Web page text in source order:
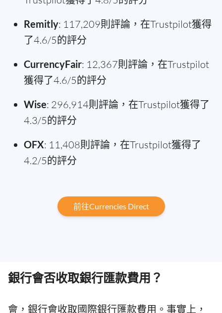
Remitly: 117,209則評論，在Trustpilot獲得
了4.6/5的評分
CurrencyFair: 12,367則評論，在Trustpilot
獲得了4.6/5的評分
Wise: 296,914則評論，在Trustpilot獲得了
4.3/5的評分
OFX: 11,408則評論，在Trustpilot獲得了
4.2/5的評分
前往Currencies Direct
銀行會否收取銀行匯款費用？
會，銀行會收取國際銀行匯款費用。事實上，